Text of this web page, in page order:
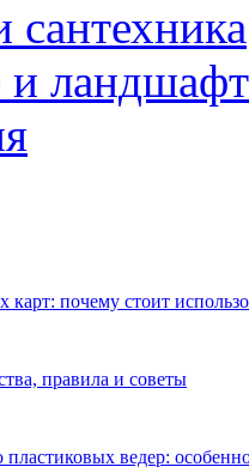
сантехника
и
почему стоит
правила и советы
ведер: